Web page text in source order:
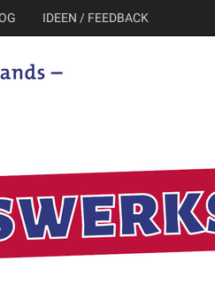
IDEEN / FEEDBACK